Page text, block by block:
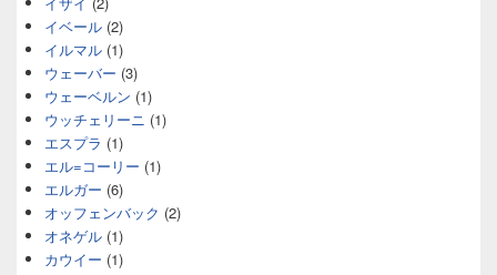
イベール (2)
イルマル (1)
ウェーバー (3)
ウェーベルン (1)
ウッチェリーニ (1)
エスプラ (1)
エル=コーリー (1)
エルガー (6)
オッフェンバック (2)
オネゲル (1)
カウイー (1)